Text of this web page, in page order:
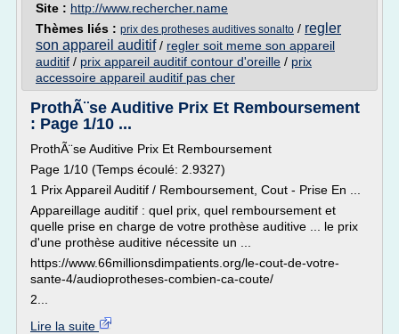
Site : http://www.rechercher.name
Thèmes liés : prix des protheses auditives sonalto / regler
son appareil auditif/ regler soit meme son appareil
auditif / prix appareil auditif contour d'oreille / prix
accessoire appareil auditif pas cher
ProthÃ¨se Auditive Prix Et Remboursement
: Page 1/10 ...
ProthÃ¨se Auditive Prix Et Remboursement
Page 1/10 (Temps écoulé: 2.9327)
1 Prix Appareil Auditif / Remboursement, Cout - Prise En ...
Appareillage auditif : quel prix, quel remboursement et
quelle prise en charge de votre prothèse auditive ... le prix
d'une prothèse auditive nécessite un ...
https://www.66millionsdimpatients.org/le-cout-de-votre-
sante-4/audioprotheses-combien-ca-coute/
2...
Lire la suite